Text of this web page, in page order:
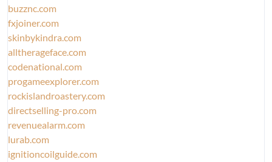
buzznc.com
fxjoiner.com
skinbykindra.com
alltherageface.com
codenational.com
progameexplorer.com
rockislandroastery.com
directselling-pro.com
revenuealarm.com
lurab.com
ignitioncoilguide.com